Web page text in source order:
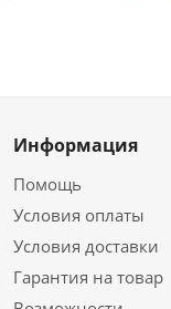
Информация
Помощь
Условия оплаты
Условия доставки
Гарантия на товар